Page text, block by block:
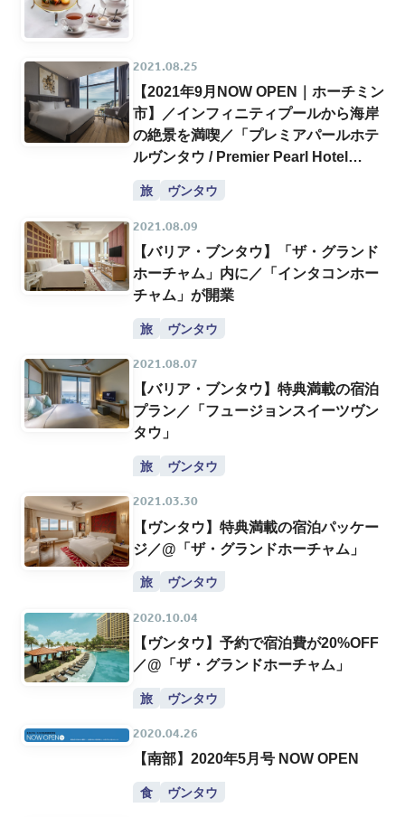
2021.08.25
【2021年9月NOW OPEN｜ホーチミン
市】／インフィニティプールから海岸
の絶景を満喫／「プレミアパールホテ
ルヴンタウ / Premier Pearl Hotel
Vung Tau」
旅 ヴンタウ
2021.08.09
【バリア・ブンタウ】「ザ・グランド
ホーチャム」内に／「インタコンホー
チャム」が開業
旅 ヴンタウ
2021.08.07
【バリア・ブンタウ】特典満載の宿泊
プラン／「フュージョンスイーツヴン
タウ」
旅 ヴンタウ
2021.03.30
【ヴンタウ】特典満載の宿泊パッケー
ジ／@「ザ・グランドホーチャム」
旅 ヴンタウ
2020.10.04
【ヴンタウ】予約で宿泊費が20%OFF
／@「ザ・グランドホーチャム」
旅 ヴンタウ
2020.04.26
【南部】2020年5月号 NOW OPEN
食 ヴンタウ